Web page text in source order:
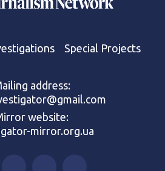
Special Projects
address:
website:
mirror.org.ua